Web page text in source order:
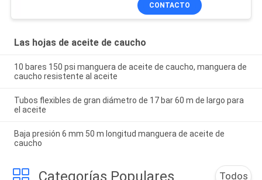
CONTACTO
Las hojas de aceite de caucho
10 bares 150 psi manguera de aceite de caucho, manguera de
caucho resistente al aceite
Tubos flexibles de gran diámetro de 17 bar 60 m de largo para
el aceite
Baja presión 6 mm 50 m longitud manguera de aceite de
caucho
Categorías Populares Todos